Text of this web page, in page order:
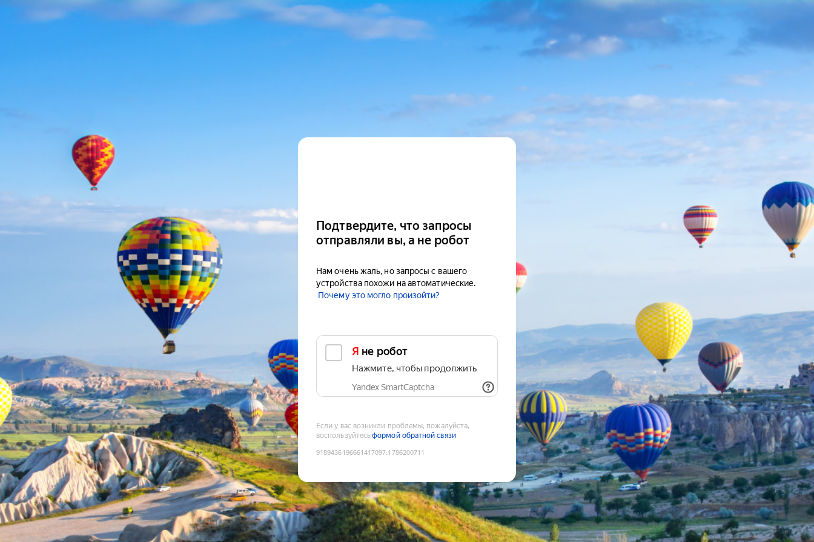
Подтвердите, что запросы
отправляли вы, а не робот
Нам очень жаль, но запросы с вашего
устройства похожи на автоматические.
Почему это могло произойти?
Я не робот
Нажмите, чтобы продолжить
Yandex SmartCaptcha
Если у вас возникли проблемы, пожалуйста,
воспользуйтесьформой обратной связи
9189436196661417097:1786200711